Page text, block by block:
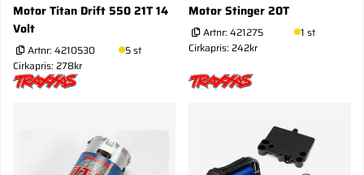
Motor Titan Drift 550 21T 14
Volt
Artnr: 4210530
5 st
Cirkapris: 278kr
Motor Stinger 20T
Artnr: 421275
1 st
Cirkapris: 242kr